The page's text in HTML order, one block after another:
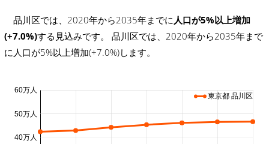
品川区では、2020年から2035年までに 人口が5%以上増加
(+7.0%)する見込みです。 品川区では、2020年から2035年まで
に人口が5%以上増加(+7.0%)します。
40万人
50万人
60万人
東京都 品川区